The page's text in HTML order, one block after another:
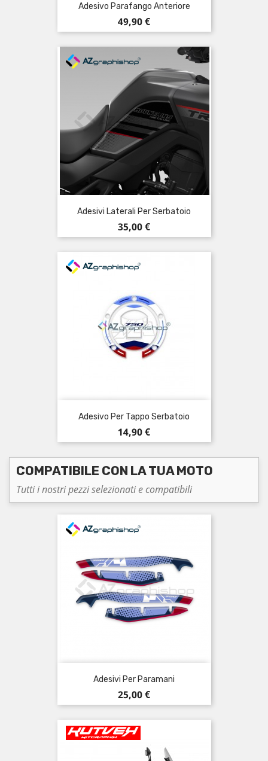
Adesivo Parafango Anteriore
Prezzo
49,90 €
Adesivi Laterali Per Serbatoio
Prezzo
35,00 €
Adesivo Per Tappo Serbatoio
Prezzo
14,90 €
COMPATIBILE CON LA TUA MOTO
Tutti i nostri pezzi selezionati e compatibili
Adesivi Per Paramani
Prezzo
25,00 €